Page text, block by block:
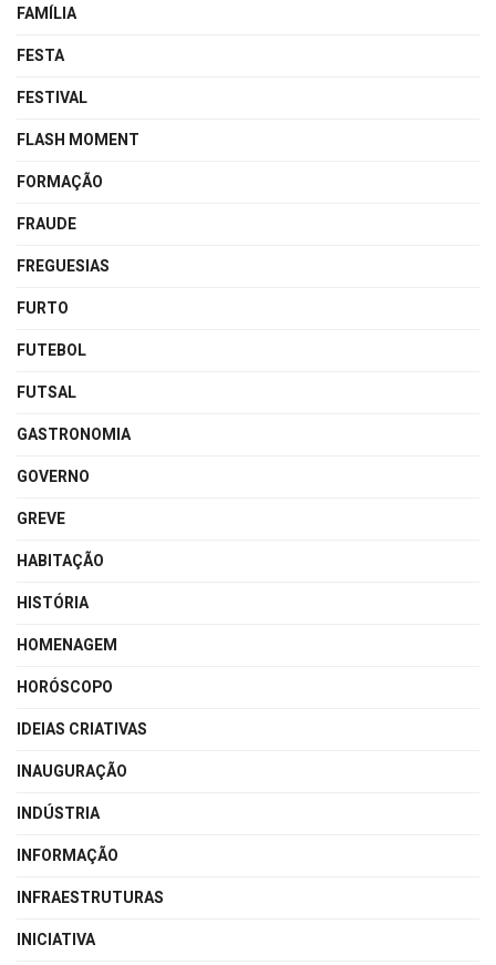
FAMÍLIA
FESTA
FESTIVAL
FLASH MOMENT
FORMAÇÃO
FRAUDE
FREGUESIAS
FURTO
FUTEBOL
FUTSAL
GASTRONOMIA
GOVERNO
GREVE
HABITAÇÃO
HISTÓRIA
HOMENAGEM
HORÓSCOPO
IDEIAS CRIATIVAS
INAUGURAÇÃO
INDÚSTRIA
INFORMAÇÃO
INFRAESTRUTURAS
INICIATIVA